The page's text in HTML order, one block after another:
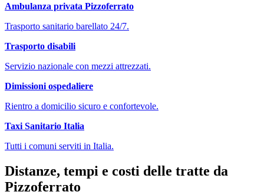
Ambulanza privata Pizzoferrato
Trasporto sanitario barellato 24/7.
Trasporto disabili
Servizio nazionale con mezzi attrezzati.
Dimissioni ospedaliere
Rientro a domicilio sicuro e confortevole.
Taxi Sanitario Italia
Tutti i comuni serviti in Italia.
Distanze, tempi e costi delle tratte da
Pizzoferrato